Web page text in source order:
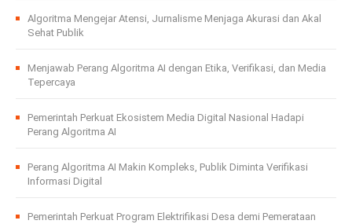
Algoritma Mengejar Atensi, Jurnalisme Menjaga Akurasi dan Akal
Sehat Publik
Menjawab Perang Algoritma AI dengan Etika, Verifikasi, dan Media
Tepercaya
Pemerintah Perkuat Ekosistem Media Digital Nasional Hadapi
Perang Algoritma AI
Perang Algoritma AI Makin Kompleks, Publik Diminta Verifikasi
Informasi Digital
Pemerintah Perkuat Program Elektrifikasi Desa demi Pemerataan